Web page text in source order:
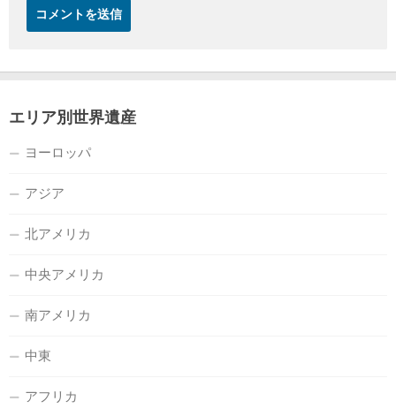
エリア別世界遺産
ヨーロッパ
アジア
北アメリカ
中央アメリカ
南アメリカ
中東
アフリカ